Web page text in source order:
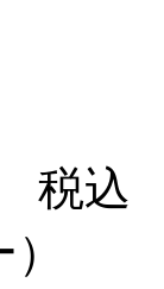
税込